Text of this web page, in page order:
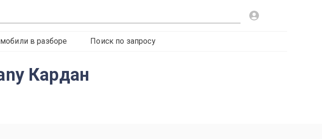
в разборе Поиск по запросу
Кардан